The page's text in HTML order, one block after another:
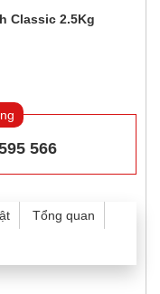
Classic 2.5Kg
566
Tổng quan